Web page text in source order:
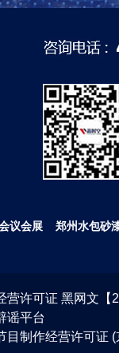
议会展 郑州水包砂
营许可证 黑网文【
谣平台
目制作经营许可证